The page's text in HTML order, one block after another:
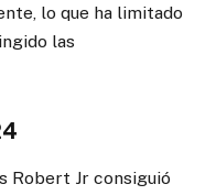
lo que ha limitado
las
Robert Jr consiguió